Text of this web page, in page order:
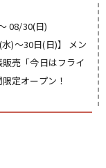
08/30(日)
水)～30日(日)】 メン
売「今日はフライ
定オープン！